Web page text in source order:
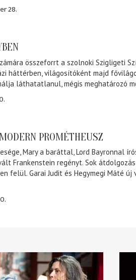
28.
összeforrt a szolnoki Szigligeti
háttérben, világosítóként majd
láthatatlanul, mégis meghatározó
PROMÉTHEUSZ
Mary a baráttal, Lord Bayronnal
Frankenstein regényt. Sok
felül. Garai Judit és Hegymegi Máté